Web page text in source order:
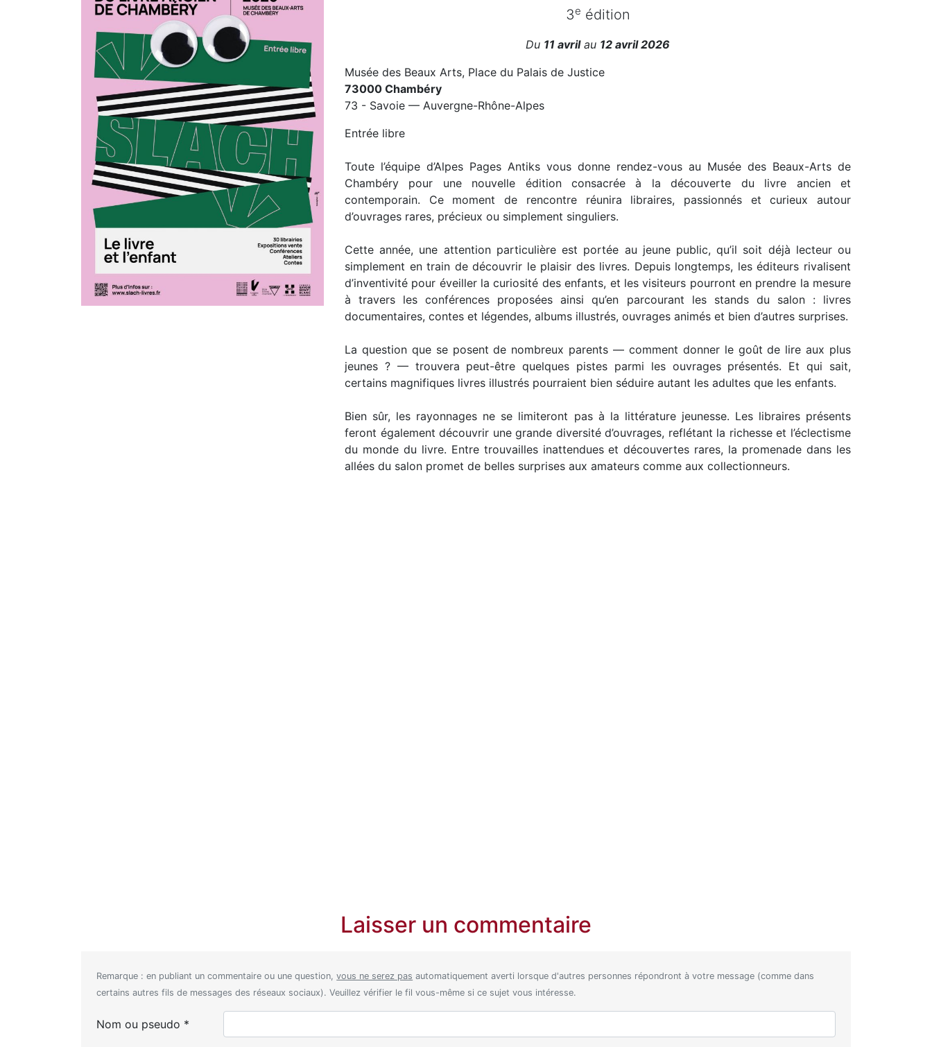
3e édition
Du 11 avrilau 12 avril 2026
Musée des Beaux Arts, Place du Palais de Justice
73000 Chambéry
73 - Savoie — Auvergne-Rhône-Alpes
Entrée libre
Toute l’équipe d’Alpes Pages Antiks vous donne rendez-vous au Musée des Beaux-Arts de
Chambéry pour une nouvelle édition consacrée à la découverte du livre ancien et
contemporain. Ce moment de rencontre réunira libraires, passionnés et curieux autour
d’ouvrages rares, précieux ou simplement singuliers.
Cette année, une attention particulière est portée au jeune public, qu’il soit déjà lecteur ou
simplement en train de découvrir le plaisir des livres. Depuis longtemps, les éditeurs rivalisent
d’inventivité pour éveiller la curiosité des enfants, et les visiteurs pourront en prendre la mesure
à travers les conférences proposées ainsi qu’en parcourant les stands du salon : livres
documentaires, contes et légendes, albums illustrés, ouvrages animés et bien d’autres surprises.
La question que se posent de nombreux parents — comment donner le goût de lire aux plus
jeunes ? — trouvera peut-être quelques pistes parmi les ouvrages présentés. Et qui sait,
certains magnifiques livres illustrés pourraient bien séduire autant les adultes que les enfants.
Bien sûr, les rayonnages ne se limiteront pas à la littérature jeunesse. Les libraires présents
feront également découvrir une grande diversité d’ouvrages, reflétant la richesse et l’éclectisme
du monde du livre. Entre trouvailles inattendues et découvertes rares, la promenade dans les
allées du salon promet de belles surprises aux amateurs comme aux collectionneurs.
Laisser un commentaire
Remarque : en publiant un commentaire ou une question,vous ne serez pas automatiquement averti lorsque d'autres personnes répondront à votre message (comme dans
certains autres fils de messages des réseaux sociaux). Veuillez vérifier le fil vous-même si ce sujet vous intéresse.
Nom ou pseudo *